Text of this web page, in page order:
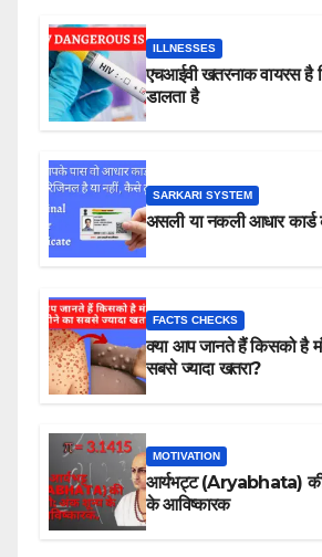
ILLNESSES
एचआईवी खतरनाक वायरस है
डालता है
SARKARI SYSTEM
असली या नकली आधार
FACTS CHECKS
क्या आप जानते हैं किसको है
सबसे ज्यादा खतरा?
MOTIVATION
आर्यभट्ट (Aryabhata) की
के आविष्कारक